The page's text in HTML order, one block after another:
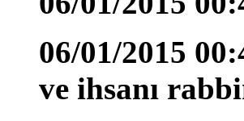
06/01/2015
ve ihsanı